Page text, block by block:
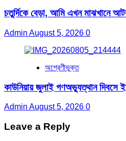
চতুর্দিকে বেড়া, আমি এখন মাঝখানে
Admin August 5, 2026 0
অশ্রেণীভুক্ত
কাউনিয়ায় জুলাই গণঅভ্যুত্থান দিবসে
Admin August 5, 2026 0
Leave a Reply